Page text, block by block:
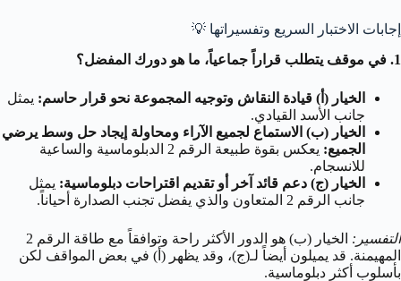
إجابات الاختبار السريع وتفسيراتها 💡
1. في موقف يتطلب قراراً جماعياً، ما هو دورك المفضل؟
الخيار (أ) قيادة النقاش وتوجيه المجموعة نحو قرار حاسم: يمثل
جانب الأسد القيادي.
الخيار (ب) الاستماع لجميع الآراء ومحاولة إيجاد حل وسط يرضي
الجميع:
يعكس بقوة طبيعة الرقم 2 الدبلوماسية والساعية
للانسجام.
الخيار (ج) دعم قائد آخر أو تقديم اقتراحات دبلوماسية: يمثل
جانب الرقم 2 المتعاون والذي يفضل تجنب الصدارة أحياناً.
التفسير:
الخيار (ب) هو الدور الأكثر راحة وتوافقاً مع طاقة الرقم 2
المهيمنة. قد يميلون أيضاً لـ(ج)، وقد يظهر (أ) في بعض المواقف لكن
بأسلوب أكثر دبلوماسية.